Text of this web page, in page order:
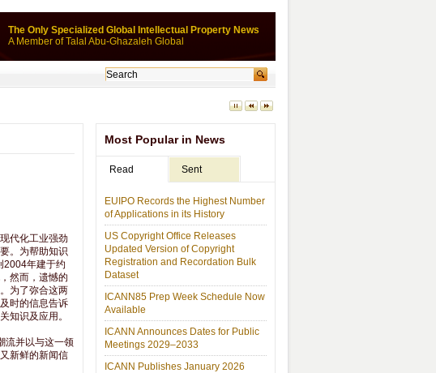
The Only Specialized Global Intellectual Property News
A Member of Talal Abu-Ghazaleh Global
代化工业强劲
。为帮助知识
2004年建于约
然而，遗憾的
为了弥合这两
时的信息告诉
知识及应用。
流并以与这一领
新鲜的新闻信
Most Popular in News
Read Sent
EUIPO Records the Highest Number
of Applications in its History
US Copyright Office Releases
Updated Version of Copyright
Registration and Recordation Bulk
Dataset
ICANN85 Prep Week Schedule Now
Available
ICANN Announces Dates for Public
Meetings 2029–2033
ICANN Publishes January 2026